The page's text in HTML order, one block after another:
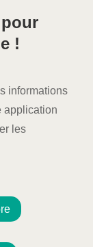
!
informations
application
les